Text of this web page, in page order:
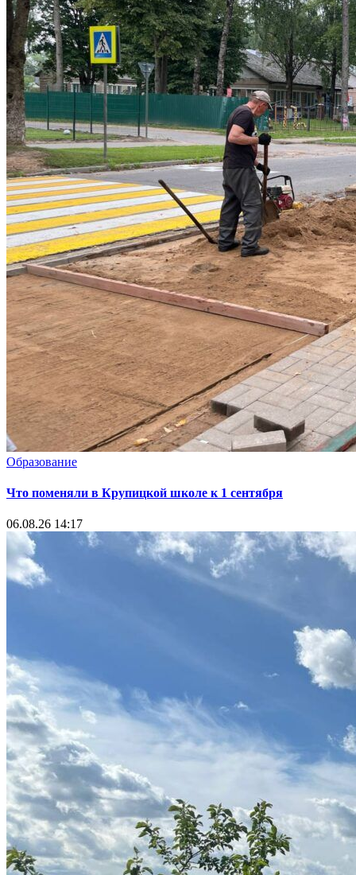
Образование
Что поменяли в Крупицкой школе к 1 сентября
06.08.26 14:17